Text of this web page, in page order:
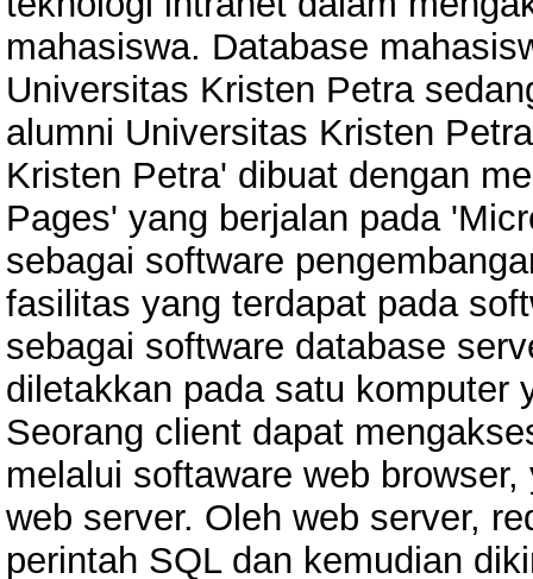
mahasiswa. Database
Universitas Kristen Petra
alumni Universitas Kristen
Kristen Petra' dibuat dengan
Pages' yang berjalan pada
sebagai software
fasilitas yang terdapat pada
sebagai software database
diletakkan pada satu komputer
Seorang client dapat
melalui softaware web
web server. Oleh web server,
perintah SQL dan kemudian